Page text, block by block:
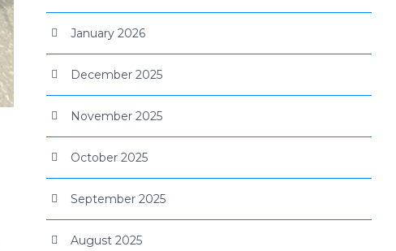
January 2026
December 2025
November 2025
October 2025
September 2025
August 2025